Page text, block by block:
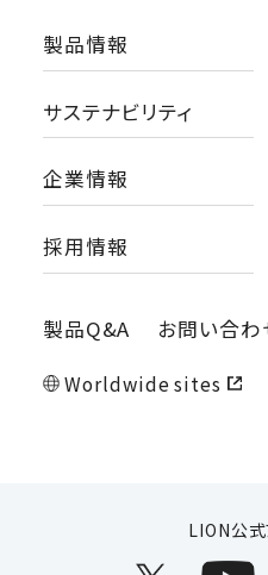
製品情報
サステナビリティ
企業情報
採用情報
製品Q&A お問い合わ
Worldwide sites
LION公式